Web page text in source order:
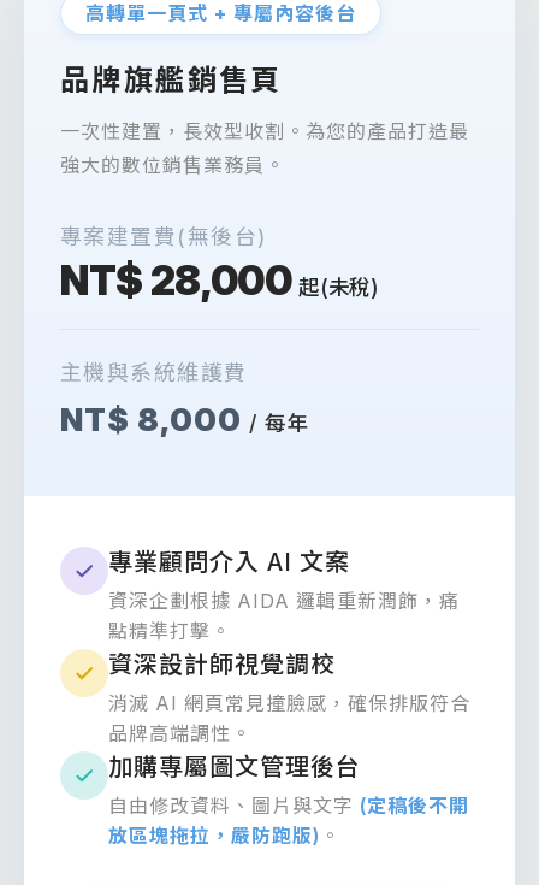
高轉單一頁式 + 專屬內容後台
品牌旗艦銷售頁
一次性建置，長效型收割。為您的產品打造最
強大的數位銷售業務員。
專案建置費(無後台)
NT$ 28,000起(未稅)
主機與系統維護費
NT$ 8,000 / 每年
專業顧問介入 AI 文案
資深企劃根據 AIDA 邏輯重新潤飾，痛
點精準打擊。
資深設計師視覺調校
消滅 AI 網頁常見撞臉感，確保排版符合
品牌高端調性。
加購專屬圖文管理後台
自由修改資料、圖片與文字 (定稿後不開
放區塊拖拉，嚴防跑版) 。